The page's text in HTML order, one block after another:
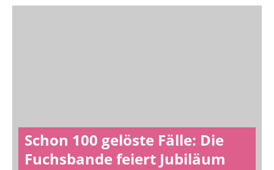
Schon 100 gelöste Fälle: Die
Fuchsbande feiert Jubiläum